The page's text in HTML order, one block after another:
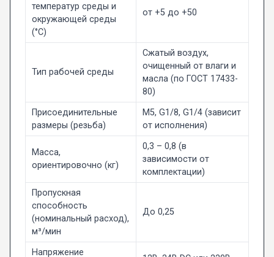
температур среды и
окружающей среды
(°C)
от +5 до +50
Тип рабочей среды
Сжатый воздух,
очищенный от влаги и
масла (по ГОСТ 17433-
80)
Присоединительные
размеры (резьба)
М5, G1/8, G1/4 (зависит
от исполнения)
Масса,
ориентировочно (кг)
0,3 – 0,8 (в
зависимости от
комплектации)
Пропускная
способность
(номинальный расход),
м³/мин
До 0,25
Напряжение